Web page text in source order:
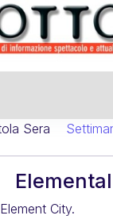
Settimanale
Elemental
City.